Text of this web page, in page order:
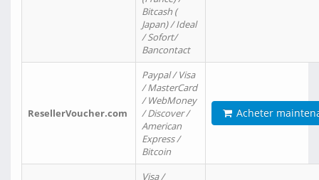
Bitcash (
Japan) / Ideal
/ Sofort/
Bancontact
ResellerVoucher.com
Paypal / Visa
/ MasterCard
/ WebMoney
/ Discover /
American
Express /
Bitcoin
Acheter
Visa /